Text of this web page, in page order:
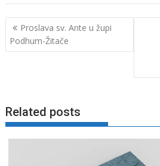
Navigacija
objava
Proslava sv. Ante u župi
Podhum-Žitače
Related posts